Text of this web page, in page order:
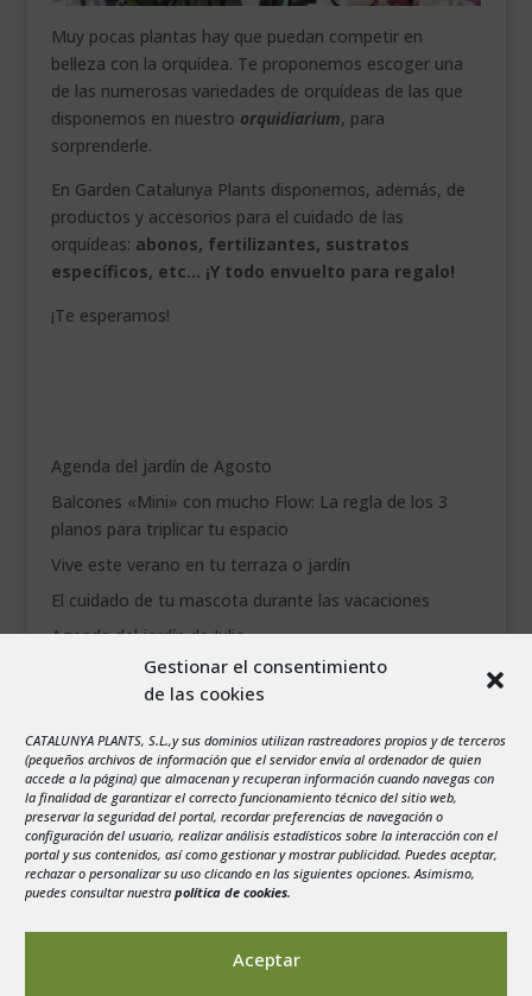
Gestionar el consentimiento
de las cookies
CATALUNYA PLANTS, S.L.,y sus dominios utilizan rastreadores propios y de terceros
(pequeños archivos de información que el servidor envía al ordenador de quien
accede a la página) que almacenan y recuperan información cuando navegas con
la finalidad de garantizar el correcto funcionamiento técnico del sitio web,
preservar la seguridad del portal, recordar preferencias de navegación o
configuración del usuario, realizar análisis estadísticos sobre la interacción con el
portal y sus contenidos, así como gestionar y mostrar publicidad. Puedes aceptar,
rechazar o personalizar su uso clicando en las siguientes opciones. Asimismo,
puedes consultar nuestra política de cookies.
Aceptar
Muy pocas plantas hay que puedan competir en
belleza con la orquídea. Te proponemos escoger una
de las numerosas variedades de orquídeas de las que
disponemos en nuestro orquidiarium, para
sorprenderle.
En Garden Catalunya Plants disponemos, además, de
productos y accesorios para el cuidado de las
orquídeas: abonos, fertilizantes, sustratos
específicos, etc… ¡Y todo envuelto para regalo!
¡Te esperamos!
Agenda del jardín de Agosto
Balcones «Mini» con mucho Flow: La regla de los 3
planos para triplicar tu espacio
Vive este verano en tu terraza o jardín
El cuidado de tu mascota durante las vacaciones
Agenda del jardín de Julio
agosto 2026
1
2
3
4 5 6 7 8
9
10
11 12 13 14 15
16
17
18 19 20 21 22
23
24
25 26 27
31